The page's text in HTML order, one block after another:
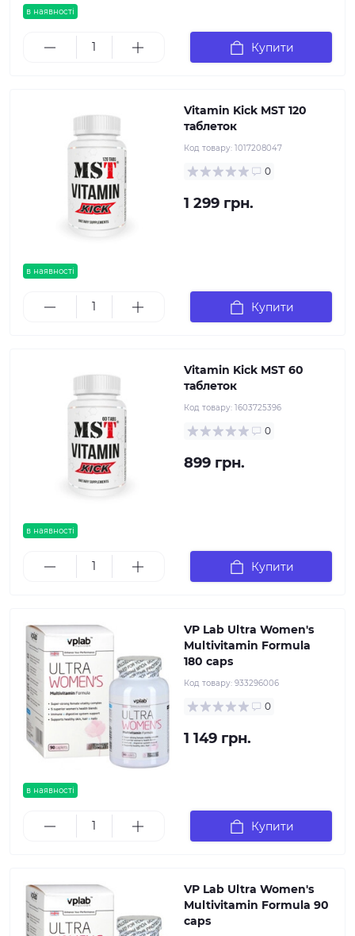
в наявності
Купити
в наявності
Vitamin Kick MST 120
таблеток
Код товару: 1017208047
0
1 299 грн.
Купити
в наявності
Vitamin Kick MST 60
таблеток
Код товару: 1603725396
0
899 грн.
Купити
в наявності
VP Lab Ultra Women's
Multivitamin Formula
180 caps
Код товару: 933296006
0
1 149 грн.
Купити
VP Lab Ultra Women's
Multivitamin Formula 90
caps